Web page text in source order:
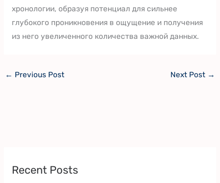
хронологии, образуя потенциал для сильнее
глубокого проникновения в ощущение и получения
из него увеличенного количества важной данных.
← Previous Post Next Post →
Recent Posts